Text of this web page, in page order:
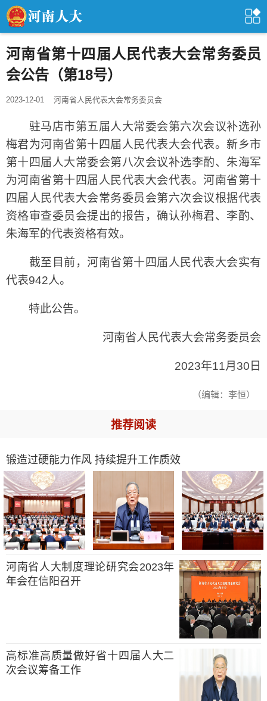
河南省第十四届人民代表大会常务委员
会公告（第18号）
2023-12-01 河南省人民代表大会常务委员会
驻马店市第五届人大常委会第六次会议补选孙
梅君为河南省第十四届人民代表大会代表。新乡市
第十四届人大常委会第八次会议补选李酌、朱海军
为河南省第十四届人民代表大会代表。河南省第十
四届人民代表大会常务委员会第六次会议根据代表
资格审查委员会提出的报告，确认孙梅君、李酌、
朱海军的代表资格有效。
截至目前，河南省第十四届人民代表大会实有
代表942人。
特此公告。
河南省人民代表大会常务委员会
2023年11月30日
（编辑：李恒）
推荐阅读
锻造过硬能力作风 持续提升工作质效
河南省人大制度理论研究会2023年
年会在信阳召开
高标准高质量做好省十四届人大二
次会议筹备工作